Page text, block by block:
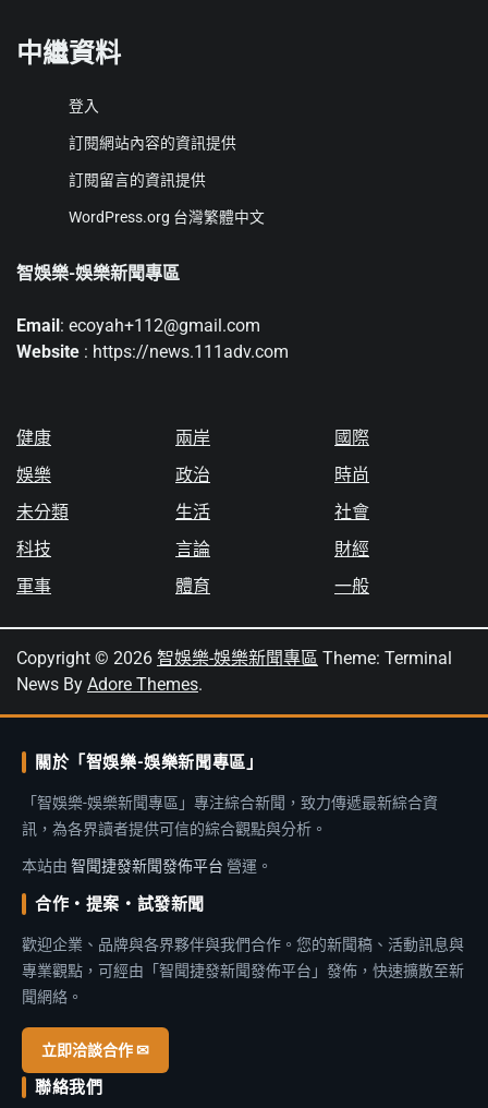
中繼資料
登入
訂閱網站內容的資訊提供
訂閱留言的資訊提供
WordPress.org 台灣繁體中文
智娛樂-娛樂新聞專區
Email: ecoyah+112@gmail.com
Website : https://news.111adv.com
健康
娛樂
未分類
科技
軍事
兩岸
政治
生活
言論
體育
國際
時尚
社會
財經
一般
Copyright © 2026 智娛樂-娛樂新聞專區 Theme: Terminal
News By Adore Themes.
關於「智娛樂-娛樂新聞專區」
「智娛樂-娛樂新聞專區」專注綜合新聞，致力傳遞最新綜合資
訊，為各界讀者提供可信的綜合觀點與分析。
本站由 智聞捷發新聞發佈平台 營運。
合作・提案・試發新聞
歡迎企業、品牌與各界夥伴與我們合作。您的新聞稿、活動訊息與
專業觀點，可經由「智聞捷發新聞發佈平台」發佈，快速擴散至新
聞網絡。
立即洽談合作 ✉
聯絡我們